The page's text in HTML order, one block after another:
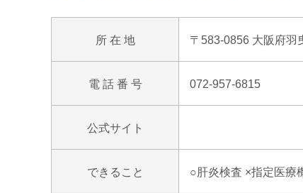
所 在 地 〒583-0856 大阪府羽
電 話 番 号 072-957-6815
公式サイト
できること ○肝炎検査 ×指定医療